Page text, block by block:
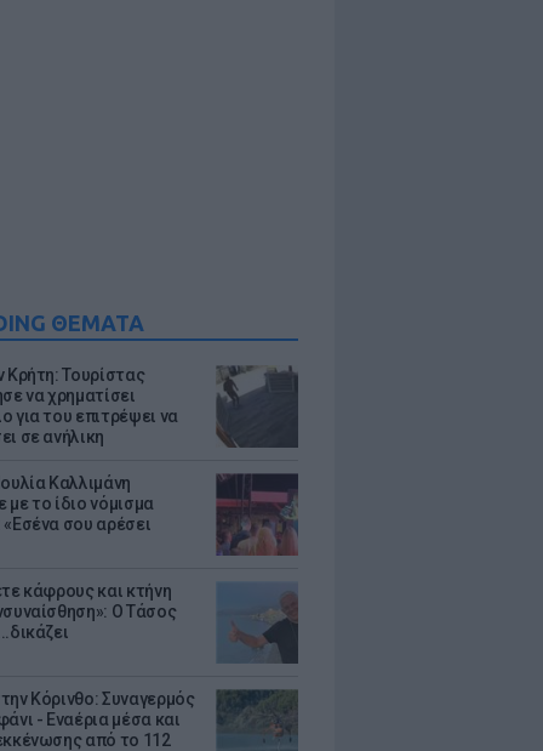
ΘΕΜΑΤΑ
Κρήτη: Τουρίστας
να χρηματίσει
για του επιτρέψει να
σε ανήλικη
Καλλιμάνη
το ίδιο νόμισμα
σου αρέσει
κάφρους και κτήνη
Ο Τάσος
Κόρινθο: Συναγερμός
- Εναέρια μέσα και
από το 112